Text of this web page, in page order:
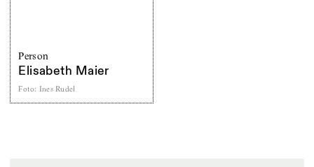
Person
Elisabeth Maier
Foto: Ines Rudel